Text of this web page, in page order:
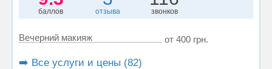
баллов отзыва звонков
Вечерний макияж от 400 грн.
➡️ Все услуги и цены (82)